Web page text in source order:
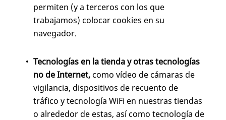
permiten (y a terceros con los que
trabajamos) colocar cookies en su
navegador.
Tecnologías en la tienda y otras tecnologías
no de Internet,como vídeo de cámaras de
vigilancia, dispositivos de recuento de
tráfico y tecnología WiFi en nuestras tiendas
o alrededor de estas, así como tecnología de